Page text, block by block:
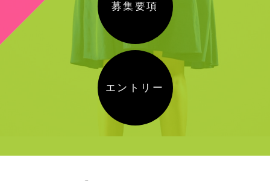
募集要項
エントリー